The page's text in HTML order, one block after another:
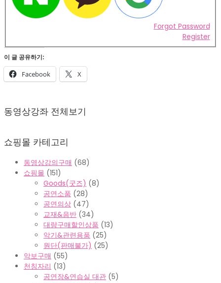
Forgot Password
Register
이 글 공유하기:
Facebook X
02-
동영상강좌 전체보기
쇼핑몰 카테고리
동영상강의구매 (68)
쇼핑몰 (151)
Goods(굿즈) (8)
공연소품 (28)
공연의상 (47)
교재&음반 (34)
대량구매할인상품 (13)
악기&관련용품 (25)
원단(판매불가) (25)
악보구매 (55)
천칭자리 (13)
공연장&연습실 대관 (5)